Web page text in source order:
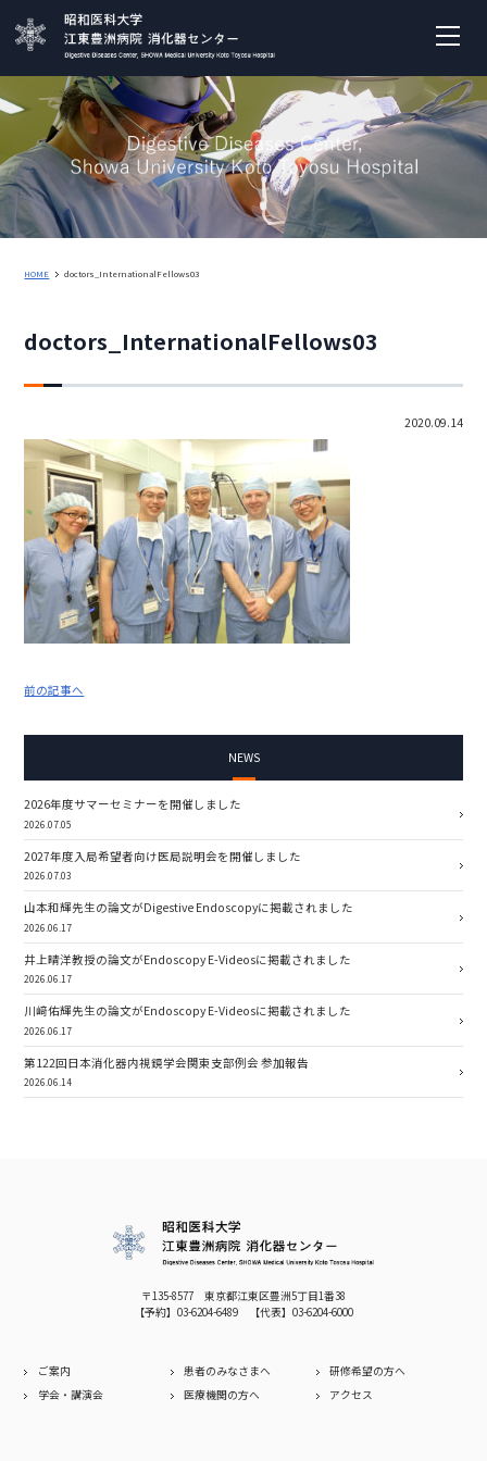
HOME doctors_InternationalFellows03
doctors_InternationalFellows03
2020.09.14
前の記事へ
NEWS
2026年度サマーセミナーを開催しました
2026.07.05
2027年度入局希望者向け医局説明会を開催しました
2026.07.03
山本和輝先生の論文がDigestive Endoscopyに掲載されました
2026.06.17
井上晴洋教授の論文がEndoscopy E-Videosに掲載されました
2026.06.17
川﨑佑輝先生の論文がEndoscopy E-Videosに掲載されました
2026.06.17
第122回日本消化器内視鏡学会関東支部例会 参加報告
2026.06.14
〒135-8577 東京都江東区豊洲5丁目1番38
【予約】 03-6204-6489 【代表】 03-6204-6000
ご案内 患者のみなさまへ
研修希望の方へ
学会・講演会
医療機関の方へ アクセス